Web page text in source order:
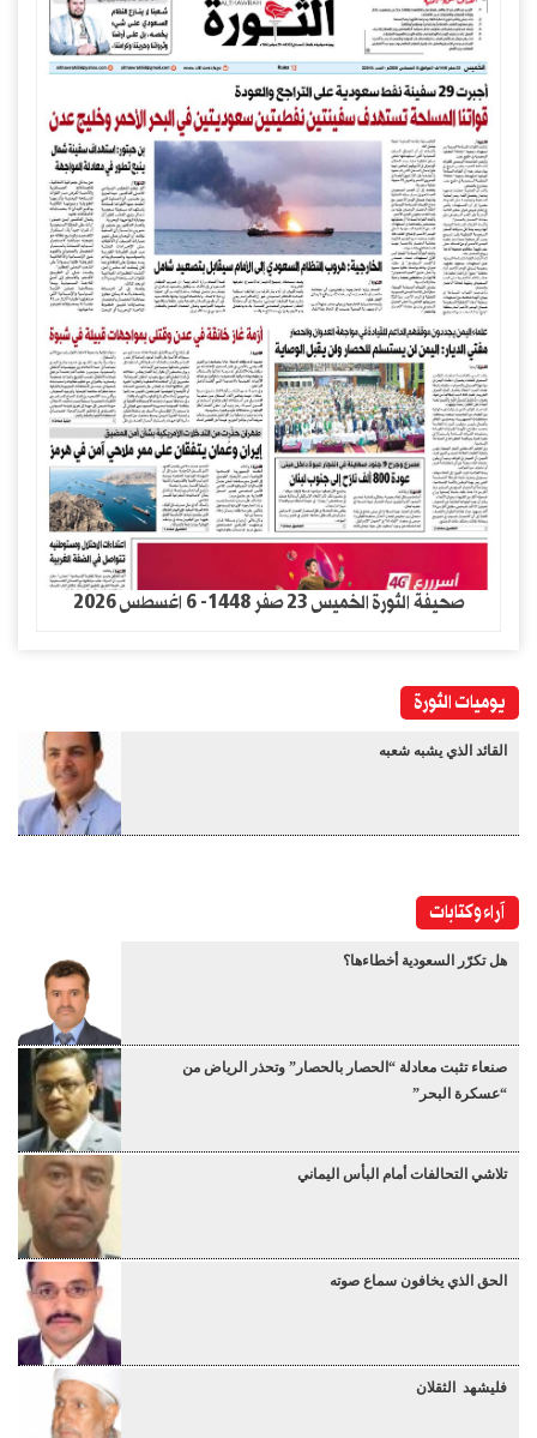
صحيفة الثورة الخميس 23 صفر 1448- 6 اغسطس 2026
يوميات الثورة
القائد الذي يشبه شعبه
آراء وكتابات
هل تكرّر السعودية أخطاءها؟
صنعاء تثبت معادلة “الحصار بالحصار” وتحذر الرياض من
“عسكرة البحر”
تلاشي التحالفات أمام البأس اليماني
الحق الذي يخافون سماع صوته
فليشهد الثقلان